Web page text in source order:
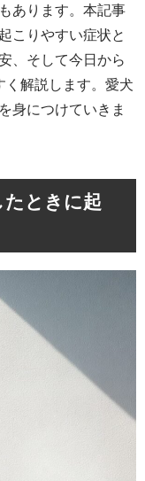
あります。本記事
こりやすい症状と
、そして今日から
く解説します。愛犬
身につけていきま
たときに起